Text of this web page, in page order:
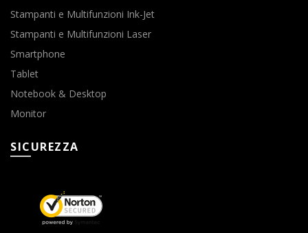
Stampanti e Multifunzioni Ink-Jet
Stampanti e Multifunzioni Laser
Smartphone
Tablet
Notebook & Desktop
Monitor
SICUREZZA